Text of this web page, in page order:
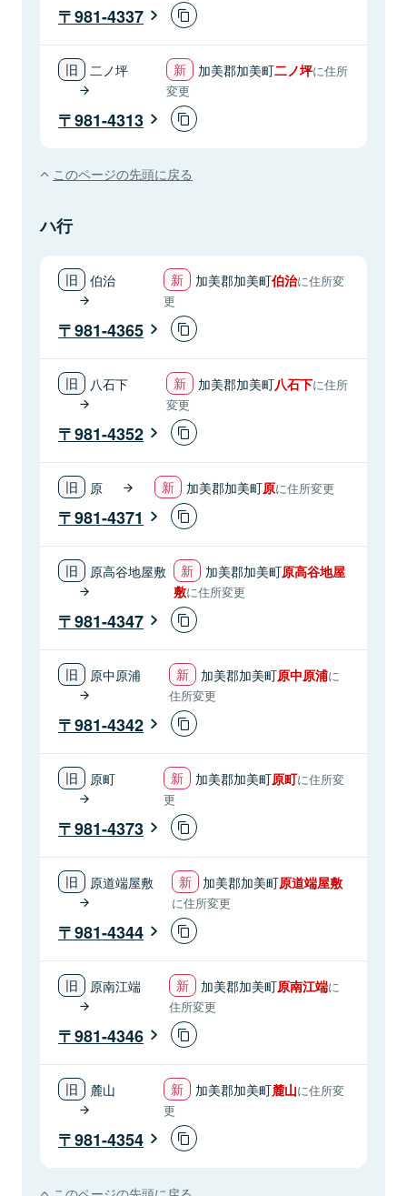
981-4337
二ノ坪 加美郡加美町二ノ坪に住所
変更
981-4313
このページの先頭に戻る
ハ行
伯治 加美郡加美町伯治に住所変
更
981-4365
八石下 加美郡加美町八石下に住所
変更
981-4352
原 加美郡加美町原に住所変更
981-4371
原高谷地屋敷 加美郡加美町原高谷地屋
敷に住所変更
981-4347
原中原浦 加美郡加美町原中原浦に
住所変更
981-4342
原町 加美郡加美町原町に住所変
更
981-4373
原道端屋敷 加美郡加美町原道端屋敷
に住所変更
981-4344
原南江端 加美郡加美町原南江端に
住所変更
981-4346
麓山 加美郡加美町麓山に住所変
更
981-4354